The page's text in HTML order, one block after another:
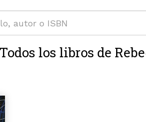
Todos los libros de